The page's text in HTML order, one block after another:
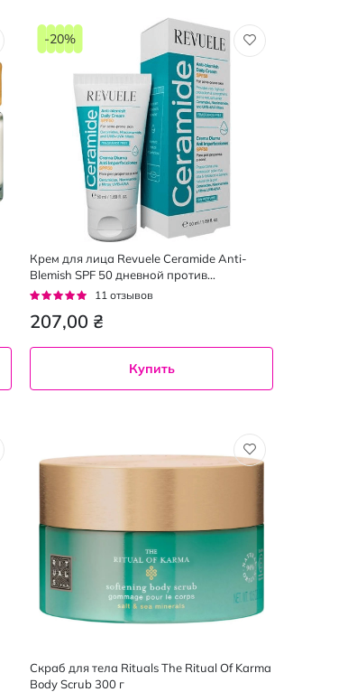
Крем для лица Revuele Ceramide Anti-
Blemish SPF 50 дневной против
пигментных пятен 50 мл
Рейтинг:
11отзывов
207,00 ₴
-20%
Купить
Скраб для тела Rituals The Ritual Of Karma
Body Scrub 300 г